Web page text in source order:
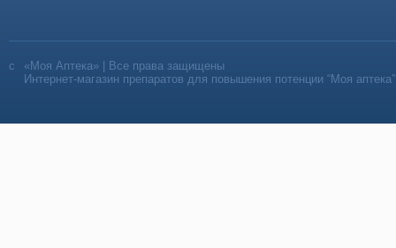
«Моя Аптека» | Все права защищены
Интернет-магазин препаратов для повышения потенции “Моя